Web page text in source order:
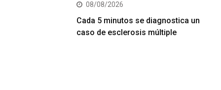
08/08/2026
Cada 5 minutos se diagnostica un
caso de esclerosis múltiple